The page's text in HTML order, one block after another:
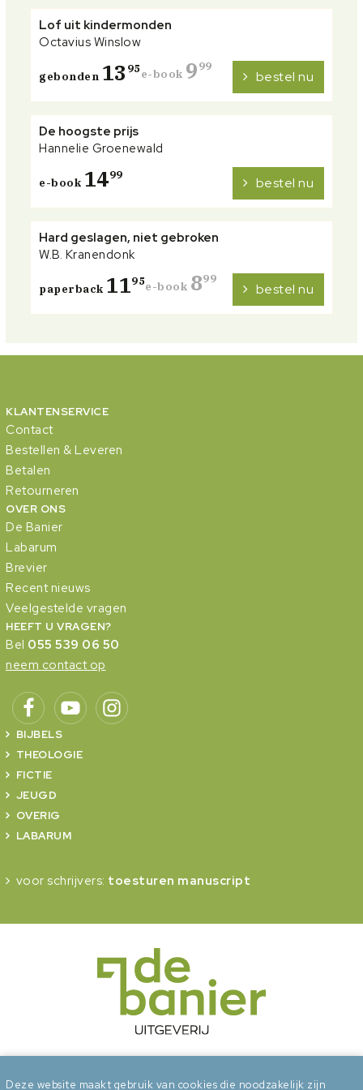
Lof uit kindermonden
Octavius Winslow
gebonden 13 95e-book 999
bestel nu
De hoogste prijs
Hannelie Groenewald
e-book 1499 bestel nu
Hard geslagen, niet gebroken
W.B. Kranendonk
paperback 1195e-book 899
bestel nu
KLANTENSERVICE
Contact
Bestellen & Leveren
Betalen
Retourneren
OVER ONS
De Banier
Labarum
Brevier
Recent nieuws
Veelgestelde vragen
HEEFT U VRAGEN?
Bel 055 539 06 50
neem contact op
BIJBELS
THEOLOGIE
FICTIE
JEUGD
OVERIG
LABARUM
voor schrijvers: toesturen manuscript
Deze website maakt gebruik van cookies die noodzakelijk zijn